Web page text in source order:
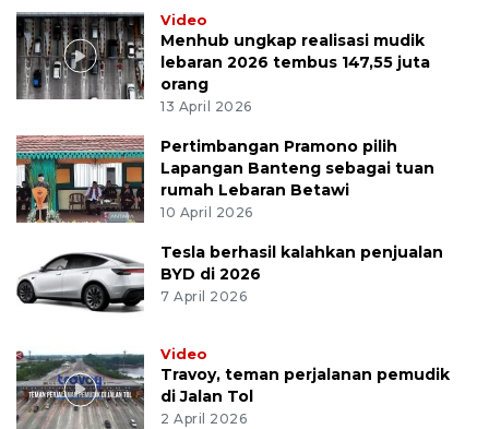
Video
Menhub ungkap realisasi mudik
lebaran 2026 tembus 147,55 juta
orang
13 April 2026
Pertimbangan Pramono pilih
Lapangan Banteng sebagai tuan
rumah Lebaran Betawi
10 April 2026
Tesla berhasil kalahkan penjualan
BYD di 2026
7 April 2026
Video
Travoy, teman perjalanan pemudik
di Jalan Tol
2 April 2026